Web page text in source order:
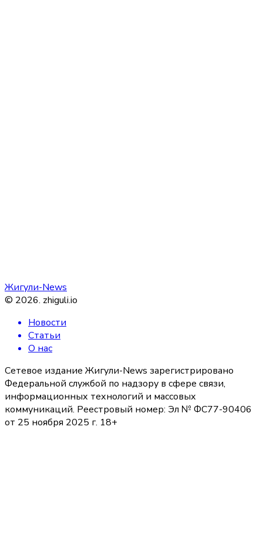
Жигули-News
© 2026. zhiguli.io
Новости
Статьи
О нас
Сетевое издание Жигули-News зарегистрировано
Федеральной службой по надзору в сфере связи,
информационных технологий и массовых
коммуникаций. Реестровый номер: Эл № ФС77-90406
от 25 ноября 2025 г. 18+